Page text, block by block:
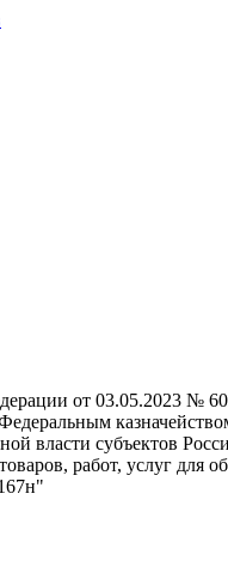
от 03.05.2023 №
власти субъектов
работ, услуг